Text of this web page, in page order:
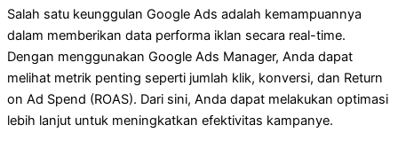
Salah satu keunggulan Google Ads adalah kemampuannya
dalam memberikan data performa iklan secara real-time.
Dengan menggunakan Google Ads Manager, Anda dapat
melihat metrik penting seperti jumlah klik, konversi, dan Return
on Ad Spend (ROAS). Dari sini, Anda dapat melakukan optimasi
lebih lanjut untuk meningkatkan efektivitas kampanye.